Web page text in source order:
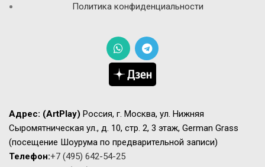
Политика конфиденциальности
Адрес: (ArtPlay) Россия, г. Москва, ул. Нижняя
Сыромятническая ул., д. 10, стр. 2, 3 этаж, German Grass
(посещение Шоурума по предварительной записи)
Телефон:+7 (495) 642-54-25